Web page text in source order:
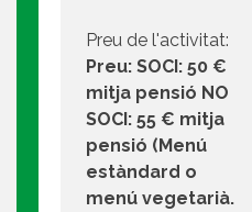
Preu de l'activitat:
Preu: SOCI: 50 €
mitja pensió NO
SOCI: 55 € mitja
pensió (Menú
estàndard o
menú vegetarià.